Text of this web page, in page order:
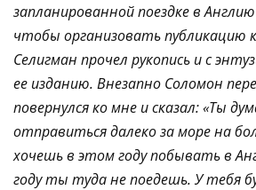
запланированной поездке в
чтобы организовать публикацию
Селигман прочел рукопись и с
ее изданию. Внезапно Соломон
повернулся ко мне и сказал: «Ты
отправиться далеко за море на
хочешь в этом году побывать в
году ты туда не поедешь. У тебя